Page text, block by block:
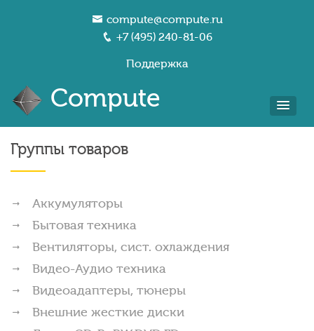
compute@compute.ru
+7 (495) 240-81-06
Поддержка
Compute
Группы товаров
Аккумуляторы
Бытовая техника
Вентиляторы, сист. охлаждения
Видео-Аудио техника
Видеоадаптеры, тюнеры
Внешние жесткие диски